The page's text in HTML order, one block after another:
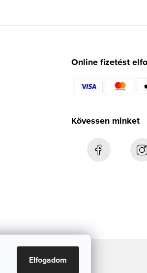
Elfogadom
Online fizetést
Kövessen minket